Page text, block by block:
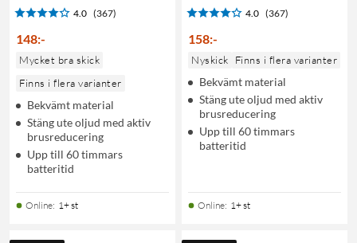
4.0 (367)
148:-
Mycket bra skick
Finns i flera varianter
Bekvämt material
Stäng ute oljud med aktiv
brusreducering
Upp till 60 timmars
batteritid
Online: 1+ st
4.0 (367)
158:-
Nyskick Finns i flera varianter
Bekvämt material
Stäng ute oljud med aktiv
brusreducering
Upp till 60 timmars
batteritid
Online: 1+ st